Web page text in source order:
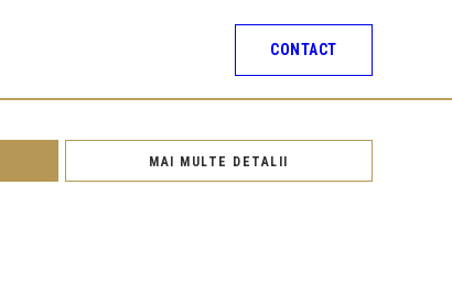
CONTACT
MAI MULTE DETALII